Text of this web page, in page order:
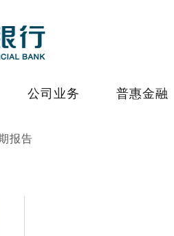
公司业务 普惠金融
报告